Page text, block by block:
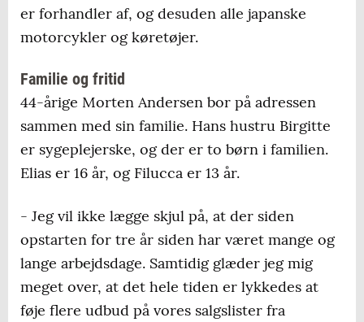
er forhandler af, og desuden alle japanske
motorcykler og køretøjer.
Familie og fritid
44-årige Morten Andersen bor på adressen
sammen med sin familie. Hans hustru Birgitte
er sygeplejerske, og der er to børn i familien.
Elias er 16 år, og Filucca er 13 år.
- Jeg vil ikke lægge skjul på, at der siden
opstarten for tre år siden har været mange og
lange arbejdsdage. Samtidig glæder jeg mig
meget over, at det hele tiden er lykkedes at
føje flere udbud på vores salgslister fra